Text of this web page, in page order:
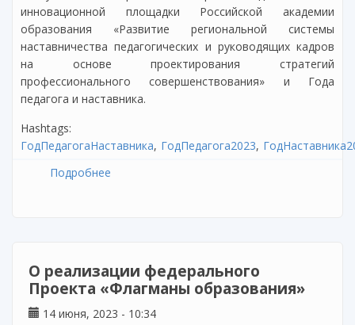
инновационной площадки Российской академии
образования «Развитие региональной системы
наставничества педагогических и руководящих кадров
на основе проектирования стратегий
профессионального совершенствования» и Года
педагога и наставника.
Hashtags:
ГодПедагогаНаставника ГодПедагога2023
Подробнее
О реализации федерального
Проекта «Флагманы образования»
14 июня, 2023 - 10:34